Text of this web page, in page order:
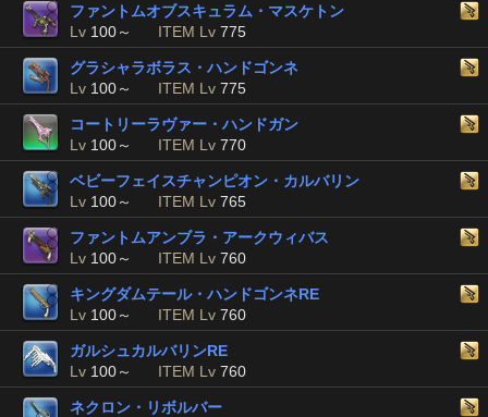
ファントムオブスキュラム・マスケトン
Lv 100～ ITEM Lv 775
グラシャラボラス・ハンドゴンネ
Lv 100～ ITEM Lv 775
コートリーラヴァー・ハンドガン
Lv 100～ ITEM Lv 770
ベビーフェイスチャンピオン・カルバリン
Lv 100～ ITEM Lv 765
ファントムアンブラ・アークウィバス
Lv 100～ ITEM Lv 760
キングダムテール・ハンドゴンネRE
Lv 100～ ITEM Lv 760
ガルシュカルバリンRE
Lv 100～ ITEM Lv 760
ネクロン・リボルバー